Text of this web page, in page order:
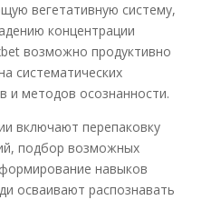
вегетативную систему,
концентрации
возможно продуктивно
систематических
и методов осознанности.
включают перепаковку
подбор возможных
навыков
осваивают распознавать